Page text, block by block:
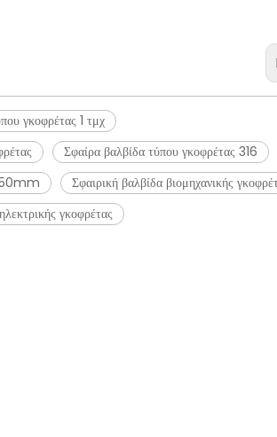
γκοφρέτας 1 τμχ
Σφαίρα βαλβίδα τύπου γκοφρέτας 316
50mm
Σφαιρική βαλβίδα βιομηχανικής
γκοφρέτας